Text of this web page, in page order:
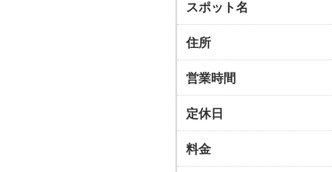
スポット名
住所
営業時間
定休日
料金